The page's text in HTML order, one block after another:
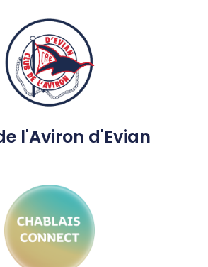
l'Aviron d'Evian